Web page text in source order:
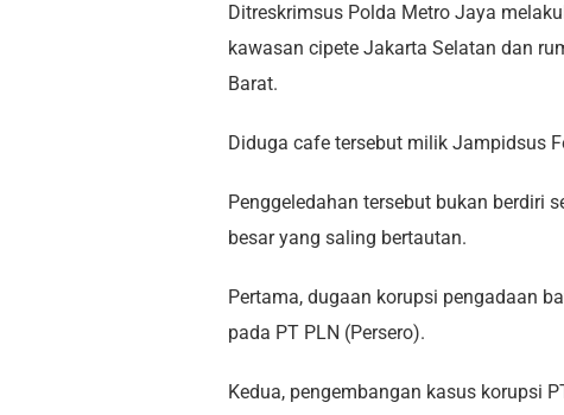
Ditreskrimsus Polda Metro Jaya
kawasan cipete Jakarta Selatan dan
Barat.
Diduga cafe tersebut milik Jampidsus
Penggeledahan tersebut bukan berdiri
besar yang saling bertautan.
Pertama, dugaan korupsi pengadaan
pada PT PLN (Persero).
Kedua, pengembangan kasus korupsi